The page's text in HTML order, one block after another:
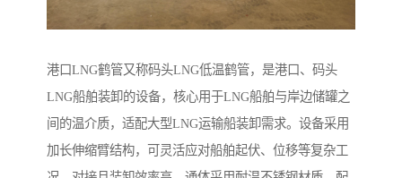
港口LNG鹤管又称码头LNG低温鹤管，是港口、码头
LNG船舶装卸的设备，核心用于LNG船舶与岸边储罐之
间的温介质，适配大型LNG运输船装卸需求。设备采用
加长伸缩臂结构，可灵活应对船舶起伏、位移等复杂工